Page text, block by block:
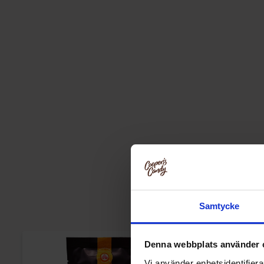
Samtycke
Denna webbplats använder
-36%